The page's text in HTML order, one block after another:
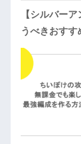
【シルバー
うべきおすす